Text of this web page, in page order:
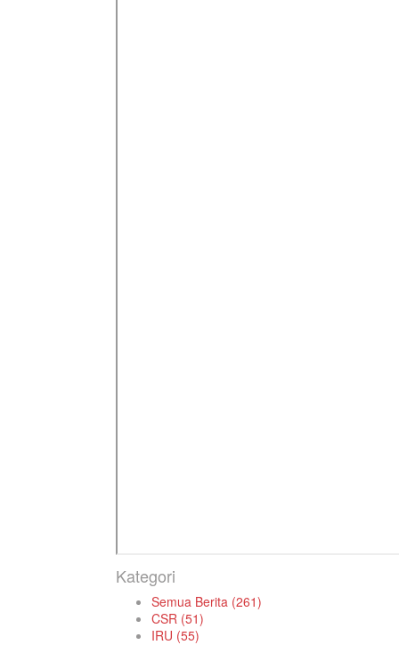
Kategori
Semua Berita (261)
CSR (51)
IRU (55)